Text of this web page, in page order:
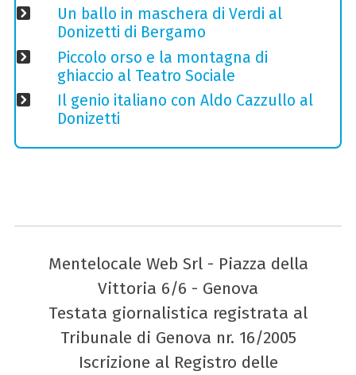
Un ballo in maschera di Verdi al
Donizetti di Bergamo
Piccolo orso e la montagna di
ghiaccio al Teatro Sociale
Il genio italiano con Aldo Cazzullo al
Donizetti
Mentelocale Web Srl - Piazza della
Vittoria 6/6 - Genova
Testata giornalistica registrata al
Tribunale di Genova nr. 16/2005
Iscrizione al Registro delle